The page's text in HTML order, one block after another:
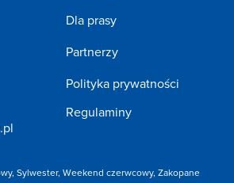
Dla prasy
Partnerzy
Polityka prywatności
Regulaminy
, Sylwester, Weekend czerwcowy, Zakopane